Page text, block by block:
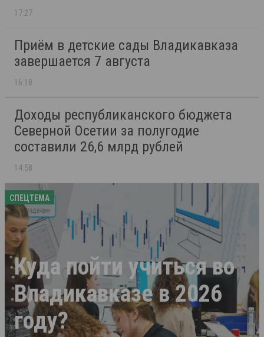
17:27
Приём в детские сады Владикавказа
завершается 7 августа
16:18
Доходы республиканского бюджета
Северной Осетии за полугодие
составили 26,6 млрд рублей
14:58
СПЕЦТЕМА
Куда пойти учиться во
Владикавказе в 2026
году?